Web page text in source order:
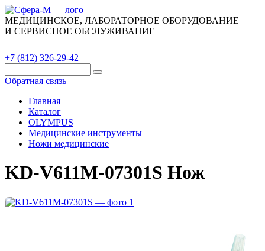
МЕДИЦИНСКОЕ, ЛАБОРАТОРНОЕ ОБОРУДОВАНИЕ
И СЕРВИСНОЕ ОБСЛУЖИВАНИЕ
+7 (812) 326-29-42
Обратная связь
Главная
Каталог
OLYMPUS
Медицинские инструменты
Ножи медицинские
KD-V611M-07301S Нож